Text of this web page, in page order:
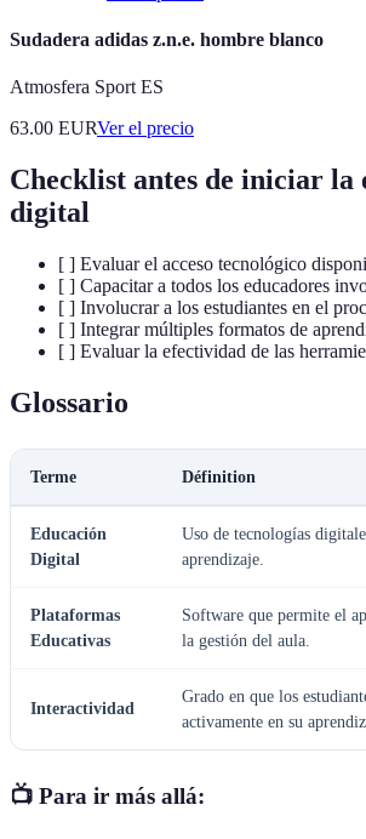
Sudadera adidas z.n.e. hombre blanco
Atmosfera Sport ES
63.00 EURVer el precio
Checklist antes de iniciar la
digital
[ ] Evaluar el acceso tecnológico
[ ] Capacitar a todos los educadores
[ ] Involucrar a los estudiantes en el
[ ] Integrar múltiples formatos de
[ ] Evaluar la efectividad de las
Glossario
Terme Définition
Educación
Digital
Uso de tecnologías
aprendizaje.
Plataformas
Educativas
Software que permite el
la gestión del aula.
Interactividad
Grado en que los
activamente en su
📺 Para ir más allá: